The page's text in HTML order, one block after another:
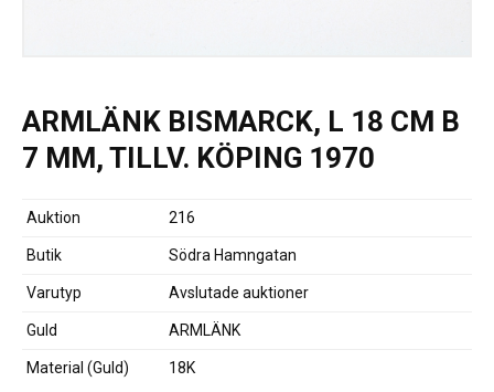
ARMLÄNK BISMARCK, L 18 CM B
7 MM, TILLV. KÖPING 1970
Auktion 216
Butik Södra Hamngatan
Varutyp Avslutade auktioner
Guld ARMLÄNK
Material (Guld) 18K